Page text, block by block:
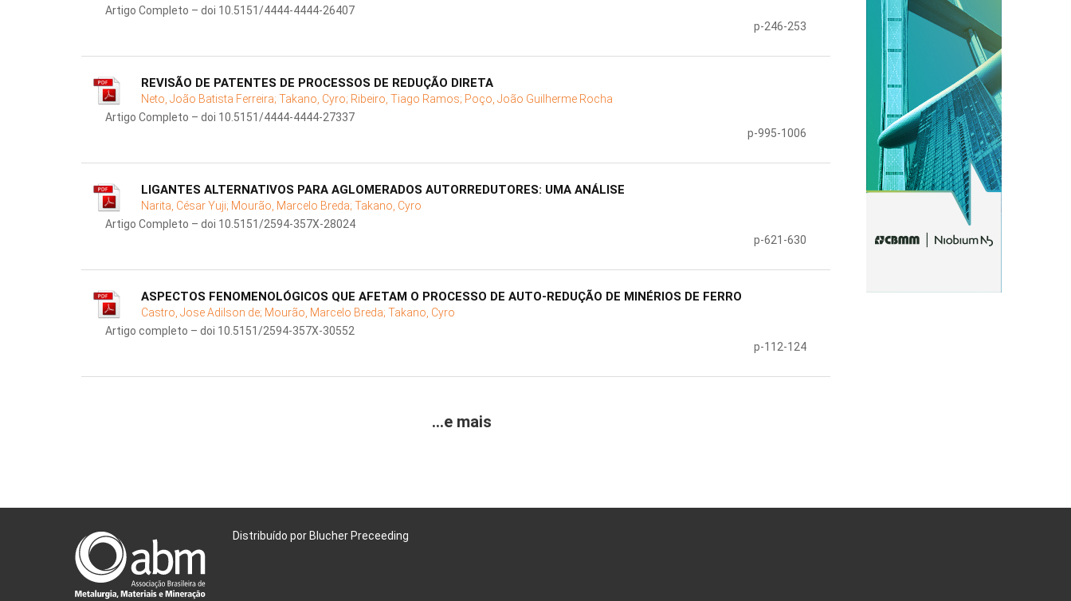
Artigo Completo – doi 10.5151/4444-4444-26407
p-246-253
REVISÃO DE PATENTES DE PROCESSOS DE REDUÇÃO DIRETA
Neto, João Batista Ferreira; Takano, Cyro; Ribeiro, Tiago Ramos; Poço, João Guilherme Rocha
Artigo Completo – doi 10.5151/4444-4444-27337
p-995-1006
LIGANTES ALTERNATIVOS PARA AGLOMERADOS AUTORREDUTORES: UMA ANÁLISE
Narita, César Yuji; Mourão, Marcelo Breda; Takano, Cyro
Artigo Completo – doi 10.5151/2594-357X-28024
p-621-630
ASPECTOS FENOMENOLÓGICOS QUE AFETAM O PROCESSO DE AUTO-REDUÇÃO DE MINÉRIOS DE FERRO
Castro, Jose Adilson de; Mourão, Marcelo Breda; Takano, Cyro
Artigo completo – doi 10.5151/2594-357X-30552
p-112-124
...e mais
Distribuído por Blucher Preceeding